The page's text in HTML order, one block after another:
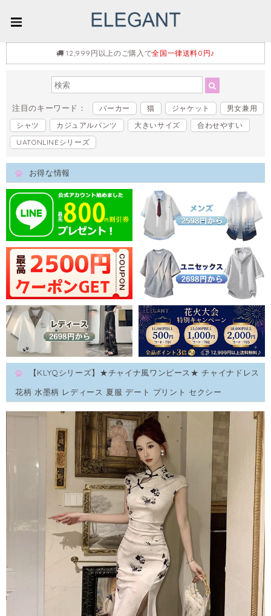
12,999円以上のご購入で全国一律送料0円♪
注目のキーワード： パーカー 猫 ジャケット
男女兼用
シャツ
カジュアルパンツ 大きいサイズ
合わせやすい
UATONLINEシリーズ
お得な情報
【KLYQシリーズ】★チャイナ風ワンピース★ チャイナドレス
花柄 水墨柄 レディース 夏服 デート プリント セクシー